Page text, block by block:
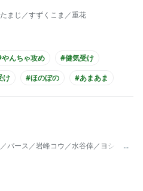
まじ／すずくこま／重花
んちゃ攻め
#健気受け
け
#ほのぼの
#あまあま
パース／岩峰コウ／水谷倖／ヨシノ／大
...